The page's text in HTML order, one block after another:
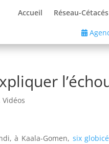
Accueil Réseau-Cétacés
Vidéos
à Kaala-Gomen, six